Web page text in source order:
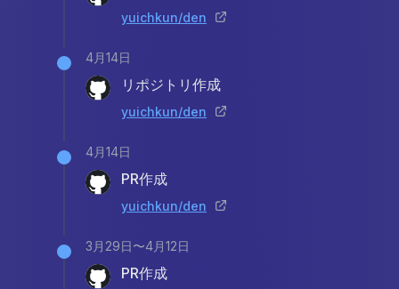
yuichkun/den
4月14日
リポジトリ作成
yuichkun/den
4月14日
PR作成
yuichkun/den
3月29日〜4月12日
PR作成